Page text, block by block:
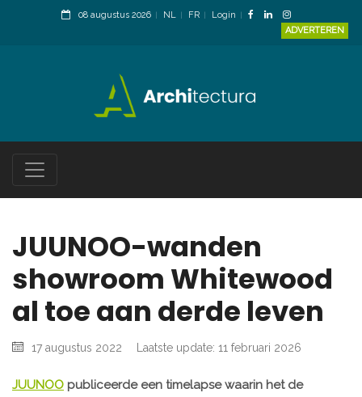
08 augustus 2026 NL FR
Login
ADVERTEREN
JUUNOO-wanden
showroom Whitewood
al toe aan derde leven
17 augustus 2022 Laatste update: 11 februari 2026
JUUNOO publiceerde een timelapse waarin het de